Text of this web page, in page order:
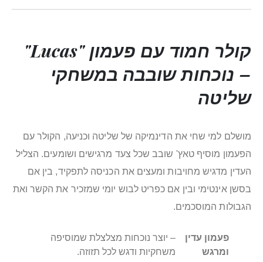
קולר חמוד עם פעמון "Lucas"
– נוכחות שובבה במשחקי
שליטה
מושלם למי שחי את הדינמיקה של שליטה וכניעה, הקולר עם
הפעמון מוסיף טאץ' שובב שכל צעד מרגישים ושומעים. הצליל
העדין מדגיש מחויבות ומעצים את הכניסה לתפקיד, בין אם
בסשן אינטימי ובין אם כפריט לבוש יומי שמזכיר את הקשר ואת
הגבולות המוסכמים.
פעמון עדין
ומרגש
– יוצר נוכחות מצלצלת שמוסיפה
משחקיות ודגש לכל תזוזה.